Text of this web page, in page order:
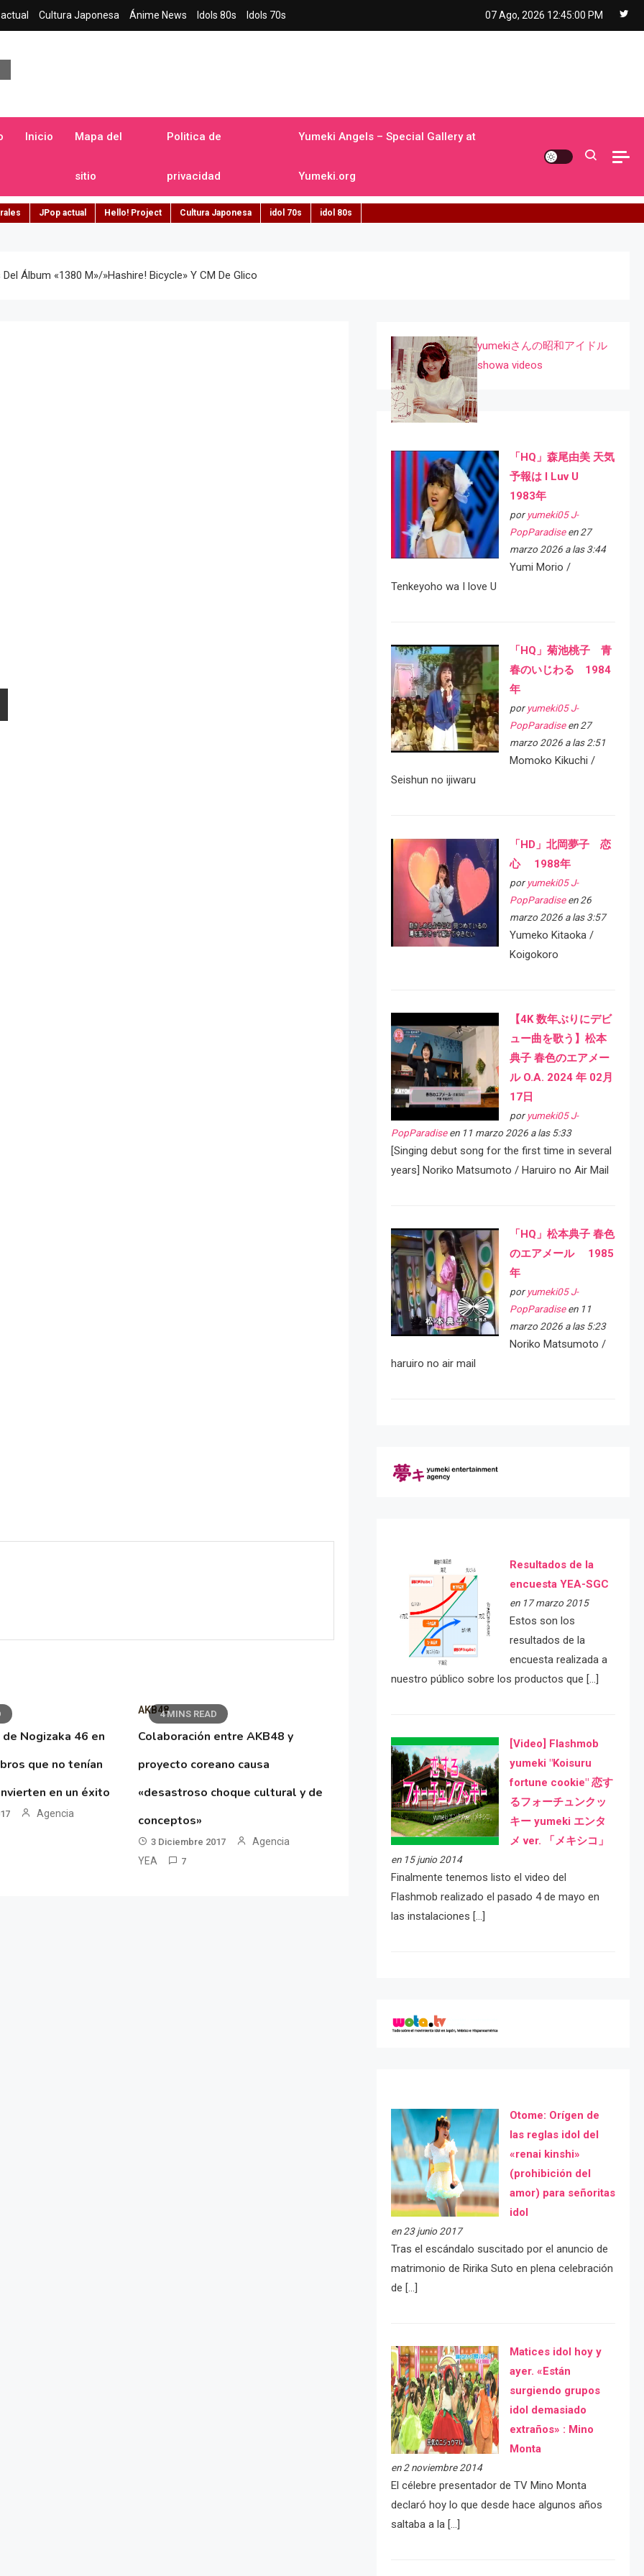
Cultura Japonesa Ánime News Idols 80s Idols 70s 07 Ago, 2026 12:45:01 PM
Inicio Mapa del
sitio
Politica de
privacidad
Yumeki Angels – Special Gallery at
Yumeki.org
JPop actual Hello! Project Cultura Japonesa idol 70s idol 80s
Álbum «1380 M»/»Hashire! Bicycle» Y CM De Glico
Nogizaka 46 en
que no tenían
en un éxito
Agencia
4 MINS READ
AKB48
Colaboración entre AKB48 y
proyecto coreano causa
«desastroso choque cultural y de
conceptos»
3 Diciembre 2017
Agencia
YEA
7
yumekiさんの昭和アイドル
showa videos
「HQ」森尾由美 天気
予報は I Luv U
1983年
por yumeki05 J-
PopParadiseen 27
marzo 2026 a las 3:44
Yumi Morio /
Tenkeyoho wa I love U
「HQ」菊池桃子 青
春のいじわる 1984
年
por yumeki05 J-
PopParadiseen 27
marzo 2026 a las 2:51
Momoko Kikuchi /
Seishun no ijiwaru
「HD」北岡夢子 恋
心 1988年
por yumeki05 J-
PopParadiseen 26
marzo 2026 a las 3:57
Yumeko Kitaoka /
Koigokoro
【4K 数年ぶりにデビ
ュー曲を歌う】松本
典子 春色のエアメー
ル O.A. 2024 年 02月
17日
por yumeki05 J-
PopParadiseen 11 marzo 2026 a las 5:33
[Singing debut song for the first time in several
years] Noriko Matsumoto / Haruiro no Air Mail
「HQ」松本典子 春色
のエアメール 1985
年
por yumeki05 J-
PopParadiseen 11
marzo 2026 a las 5:23
Noriko Matsumoto /
haruiro no air mail
Resultados de la
encuesta YEA-SGC
en 17 marzo 2015
Estos son los
resultados de la
encuesta realizada a
nuestro público sobre los productos que […]
[Video] Flashmob
yumeki "Koisuru
fortune cookie" 恋す
るフォーチュンクッ
キー yumeki エンタ
メ ver. 「メキシコ」
en 15 junio 2014
Finalmente tenemos listo el video del
Flashmob realizado el pasado 4 de mayo en
las instalaciones […]
Otome: Orígen de
las reglas idol del
«renai kinshi»
(prohibición del
amor) para señoritas
idol
en 23 junio 2017
Tras el escándalo suscitado por el anuncio de
matrimonio de Ririka Suto en plena celebración
de […]
Matices idol hoy y
ayer. «Están
surgiendo grupos
idol demasiado
extraños» : Mino
Monta
en 2 noviembre 2014
El célebre presentador de TV Mino Monta
declaró hoy lo que desde hace algunos años
saltaba a la […]